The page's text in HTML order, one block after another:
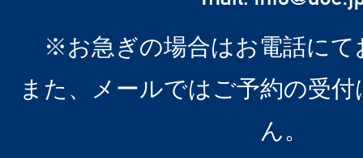
※お急ぎの場合はお電話にて
また、メールではご予約の受
ん。